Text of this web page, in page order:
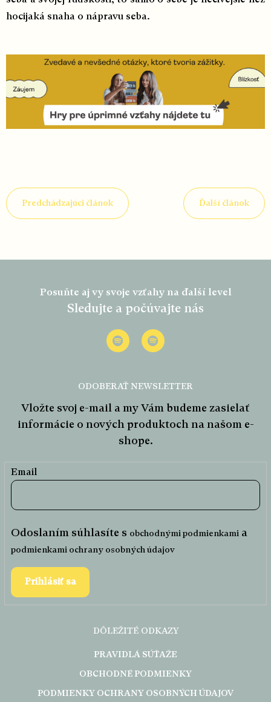
hocijaká snaha o nápravu seba.
Predchádzajúci článok Ďalší článok
ODOBERAŤ NEWSLETTER
Vložte svoj e-mail a my Vám budeme zasielať
informácie o nových produktoch na našom e-
shope.
Email
Odoslaním súhlasíte s obchodnými podmienkami a
podmienkami ochrany osobných údajov
Prihlásiť sa
DÔLEŽITÉ ODKAZY
PRAVIDLÁ SÚŤAŽE
OBCHODNÉ PODMIENKY
PODMIENKY OCHRANY OSOBNÝCH ÚDAJOV
Posuňte aj vy svoje vzťahy na ďalší level
Sledujte a počúvajte nás